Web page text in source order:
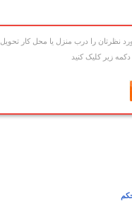
نظرتان را درب منزل يا محل کار تحويل
زير کليک کنيد